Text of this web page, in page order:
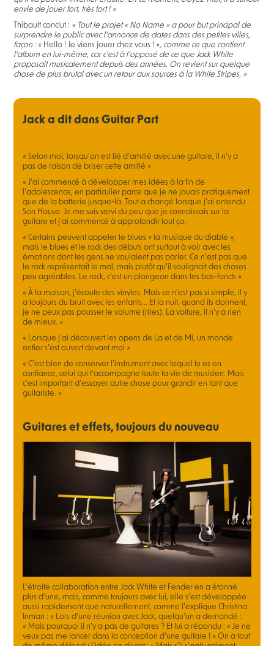
envie de jouer fort, très fort ! »
Thibault conclut : « Tout le projet « No Name » a pour but principal de
surprendre le public avec l’annonce de dates dans des petites villes,
façon :« Hello ! Je viens jouer chez vous ! », comme ce que contient
l’album en lui-même, car c’est à l’opposé de ce que Jack White
proposait musicalement depuis des années. On revient sur quelque
chose de plus brutal avec un retour aux sources à la White Stripes. »
Jack a dit dans Guitar Part
« Selon moi, lorsqu’on est lié d’amitié avec une guitare, il n’y a
pas de raison de briser cette amitié »
« J’ai commencé à développer mes idées à la fin de
l’adolescence, en particulier parce que je ne jouais pratiquement
que de la batterie jusque-là. Tout a changé lorsque j’ai entendu
Son House. Je me suis servi du peu que je connaissais sur la
guitare et j’ai commencé à approfondir tout ça.
« Certains peuvent appeler le blues « la musique du diable »,
mais le blues et le rock des débuts ont surtout à voir avec les
émotions dont les gens ne voulaient pas parler. Ce n’est pas que
le rock représentait le mal, mais plutôt qu’il soulignait des choses
peu agréables. Le rock, c’est un plongeon dans les bas-fonds »
« À la maison, j’écoute des vinyles. Mais ce n’est pas si simple, il y
a toujours du bruit avec les enfants... Et la nuit, quand ils dorment,
je ne peux pas pousser le volume (rires). La voiture, il n’y a rien
de mieux. »
« Lorsque j’ai découvert les opens de La et de Mi, un monde
entier s’est ouvert devant moi »
« C’est bien de conserver l’instrument avec lequel tu es en
confiance, celui qui t’accompagne toute ta vie de musicien. Mais
c’est important d’essayer autre chose pour grandir en tant que
guitariste. »
Guitares et effets, toujours du nouveau
L’étroite collaboration entre Jack White et Fender en a étonné
plus d’une, mais, comme toujours avec lui, elle s’est développée
aussi rapidement que naturellement, comme l’explique Christina
Inman : « Lors d’une réunion avec Jack, quelqu’un a demandé :
« Mais pourquoi il n’y a pas de guitares ? Et lui a répondu : « Je ne
veux pas me lancer dans la conception d’une guitare ! » On a tout